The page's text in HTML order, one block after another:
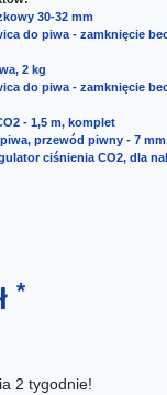
30-32 mm
do piwa - zamknięcie
2 kg
do piwa - zamknięcie
- 1,5 m, komplet
przewód piwny - 7
ciśnienia CO2, dla
*
2 tygodnie!